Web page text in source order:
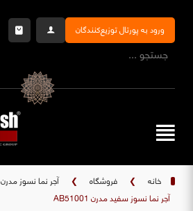
ورود به پورتال توزیع‌کنندگان
خانه ❯ فروشگاه ❯ آجر نما نسوز مدرن
آجر نما نسوز سفید مدرن AB51001